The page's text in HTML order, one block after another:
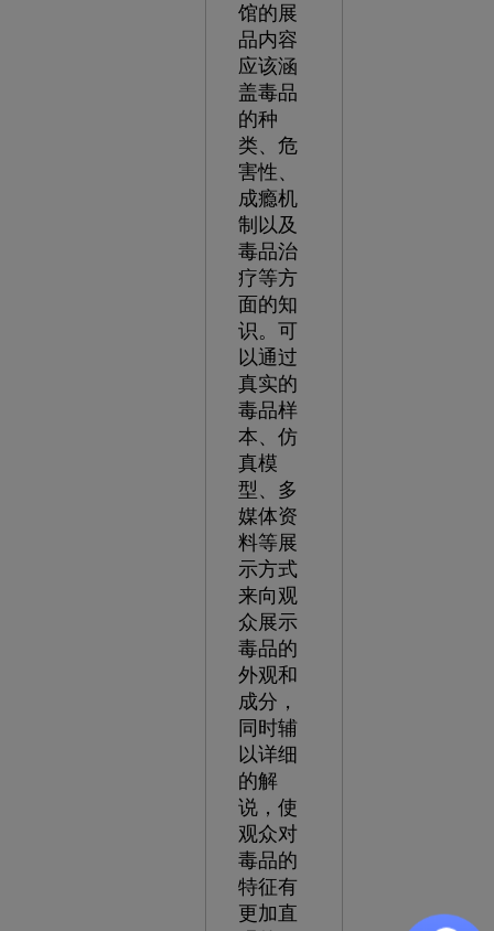
馆的展
品内容
应该涵
盖毒品
的种
类、危
害性、
成瘾机
制以及
毒品治
疗等方
面的知
识。可
以通过
真实的
毒品样
本、仿
真模
型、多
媒体资
料等展
示方式
来向观
众展示
毒品的
外观和
成分，
同时辅
以详细
的解
说，使
观众对
毒品的
特征有
更加直